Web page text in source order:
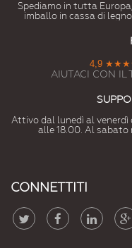
Spediamo in tutta
imballo in cassa di
4,9
AIUTACI CON IL
Attivo dal lunedì al venerdì
alle 18.00. Al
CONNETTITI